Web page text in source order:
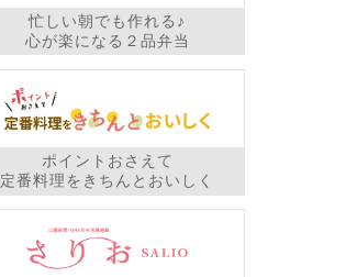
忙しい朝でも作れる♪
心が楽になる２品弁当
ポイントおさえて
定番料理をきちんとおいしく